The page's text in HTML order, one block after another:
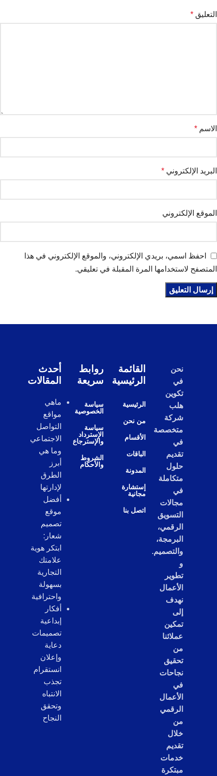
التعليق *
الاسم *
البريد الإلكتروني *
الموقع الإلكتروني
احفظ اسمي، بريدي الإلكتروني، والموقع الإلكتروني في هذا
المتصفح لاستخدامها المرة المقبلة في تعليقي.
نحن
في
تكوين
هلب
شركة
متخصصة
في
تقديم
حلول
متكاملة
في
مجالات
التسويق
الرقمي،
البرمجة،
والتصميم.
و
تطوير
الأعمال
نهدف
إلى
تمكين
عملائنا
من
تحقيق
نجاحات
في
الأعمال
الرقمي
من
خلال
تقديم
خدمات
مبتكرة
القائمة
الرئيسية
الرئيسية
من نحن
الأقسام
الباقات
المدونة
إستشارة
مجانية
اتصل بنا
روابط
سريعة
سياسة
الخصوصية
سياسة
الإسترداد
والإسترجاع
الشروط
والأحكام
أحدث
المقالات
ماهي
مواقع
التواصل
الاجتماعي
وما هي
أبرز
الطرق
لإدارتها
أفضل
موقع
تصميم
شعار:
ابتكر هوية
علامتك
التجارية
بسهولة
واحترافية
أفكار
إبداعية
تصميمات
دعاية
وإعلان
انستقرام
تجذب
الانتباه
وتحقق
النجاح